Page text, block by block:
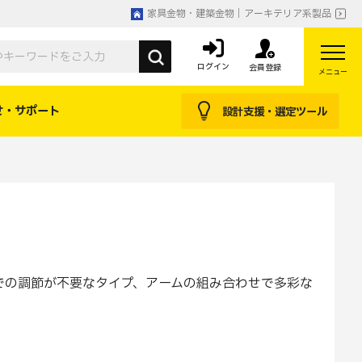
家具金物・建築金物｜アーキテリア系製品
ログイン 会員登録 メニュー
サポート 設計支援・選定ツール
調節が不要なタイプ、アームの組み合わせで多彩な